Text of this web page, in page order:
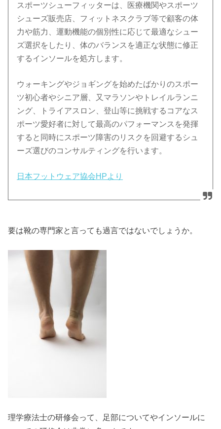
スポーツシューフィッターは、医療機関やスポーツ
シューズ販売店、フィットネスクラブ等で顧客の体
力や筋力、運動機能の個別性に応じて最適なシュー
ズ選択をしたり、体のバランスを適正な状態に修正
するインソールを処方します。
ウォーキングやジョギングを始めたばかりのスポー
ツ初心者やシニア層、又マラソンやトレイルランニ
ング、トライアスロン、登山等に挑戦するコアなス
ポーツ愛好者に対して最高のパフォーマンスを発揮
すると同時にスポーツ障害のリスクを回避するシュ
ーズ選びのコンサルティングを行います。
日本フットウェア協会HPより
要は靴の専門家と言っても過言ではないでしょうか。
理学療法士の研修会って、足部についてやインソールに